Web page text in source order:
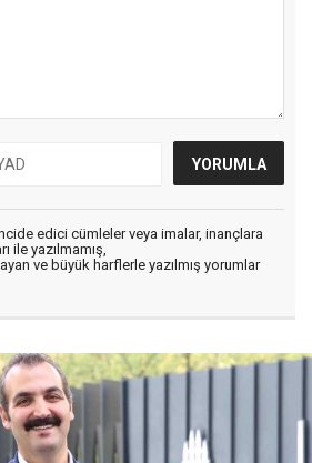
edici cümleler veya imalar, inançlara
ile yazılmamış,
ve büyük harflerle yazılmış yorumlar